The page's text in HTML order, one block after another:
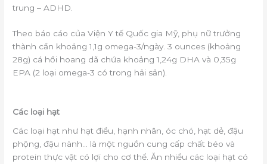
trung – ADHD.
Theo báo cáo của Viện Y tế Quốc gia Mỹ, phụ nữ trưởng
thành cần khoảng 1,1g omega-3/ngày. 3 ounces (khoảng
28g) cá hồi hoang dã chứa khoảng 1,24g DHA và 0,35g
EPA (2 loại omega-3 có trong hải sản).
Các loại hạt
Các loại hạt như hạt điều, hạnh nhân, óc chó, hạt dẻ, đậu
phộng, đậu nành… là một nguồn cung cấp chất béo và
protein thực vật có lợi cho cơ thể. Ăn nhiều các loại hạt có